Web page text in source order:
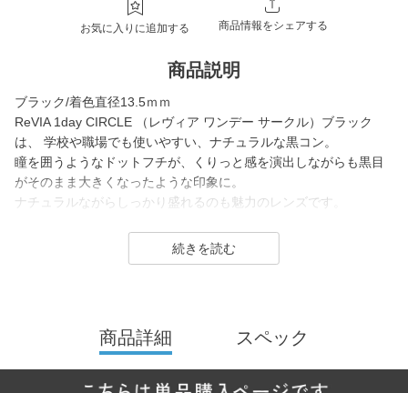
お気に入りに追加する 商品情報をシェアする
商品説明
ブラック/着色直径13.5ｍｍ
ReVIA 1day CIRCLE （レヴィア ワンデー サークル）ブラック
は、 学校や職場でも使いやすい、ナチュラルな黒コン。
瞳を囲うようなドットフチが、くりっと感を演出しながらも黒目
がそのまま大きくなったような印象に。
ナチュラルながらしっかり盛れるのも魅力のレンズです。
1day（ワンデー）／1month（ワンマンス）／CLEAR（クリア）
／Blue Light Barrier（ブルーライトバリア）／TORIC（トーリッ
らも印象的な瞳を演出します。
2026年には、ブランド誕生から10周年を迎えるにあたり、新イメ
商品詳細 スペック